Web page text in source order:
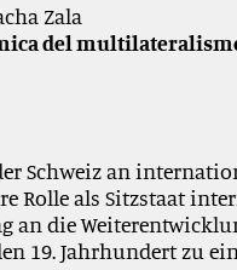
Zala
del
Schweiz an
Rolle als Sitzstaat
an die
19. Jahrhundert zu